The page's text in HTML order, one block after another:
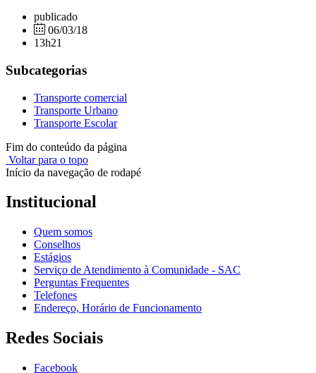
publicado
06/03/18
13h21
Subcategorias
Transporte comercial
Transporte Urbano
Transporte Escolar
Fim do conteúdo da página
Voltar para o topo
Início da navegação de rodapé
Institucional
Quem somos
Conselhos
Estágios
Serviço de Atendimento à Comunidade - SAC
Perguntas Frequentes
Telefones
Endereço, Horário de Funcionamento
Redes Sociais
Facebook